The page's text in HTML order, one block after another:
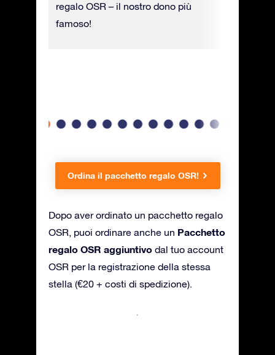
regalo OSR – il nostro dono più
famoso!
Ordina il pacchetto regalo OSR!
Dopo aver ordinato un pacchetto regalo
OSR, puoi ordinare anche un Pacchetto
regalo OSR aggiuntivo dal tuo account
OSR per la registrazione della stessa
stella (€20 + costi di spedizione).